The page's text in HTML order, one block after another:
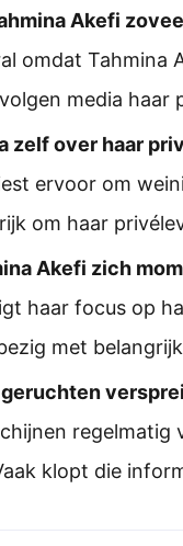
Akefi
omdat Tahmina
media haar
zelf over haar
ervoor om
om haar
Akefi zich
haar focus op
met
klopt die